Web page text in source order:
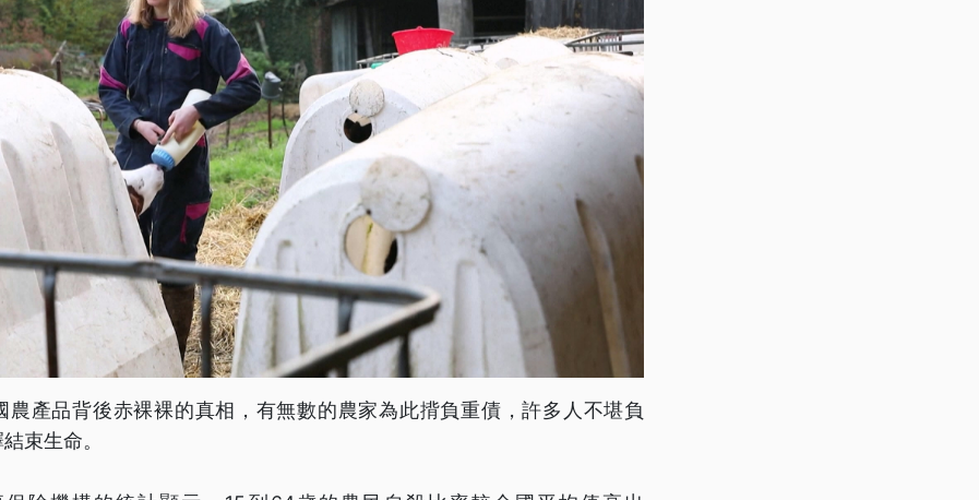
農產品背後赤裸裸的真相，有無數的農家為此揹負重債，許多人不堪負
束生命。